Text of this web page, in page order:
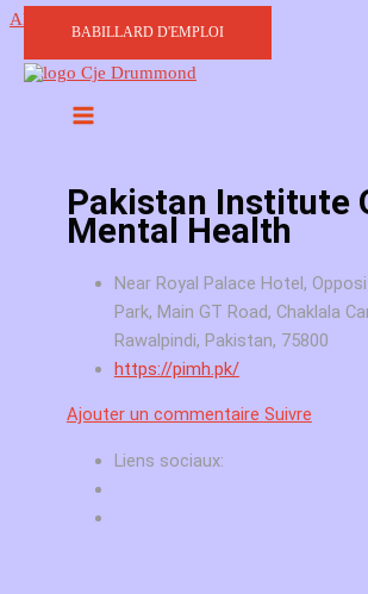
Aller au contenu
BABILLARD D'EMPLOI
Pakistan Institute
Mental Health
Near Royal Palace Hotel,
Park, Main GT Road, Chaklala
Rawalpindi, Pakistan, 75800
https://pimh.pk/
Ajouter un commentaire Suivre
Liens sociaux: